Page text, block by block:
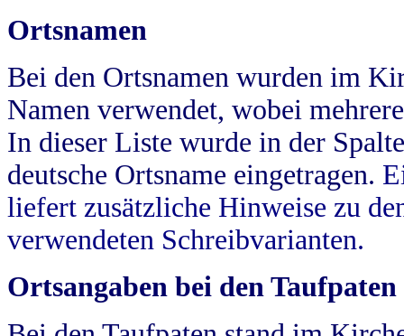
Ortsnamen
Bei den Ortsnamen wurden im
Namen verwendet, wobei
In dieser Liste wurde in der
deutsche Ortsname eingetragen.
liefert zusätzliche Hinweise zu
verwendeten Schreibvarianten.
Ortsangaben bei den Taufpaten